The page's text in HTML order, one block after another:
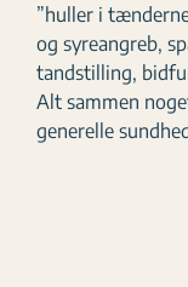
”huller i
og syreangreb,
tandstilling,
Alt sammen
generelle